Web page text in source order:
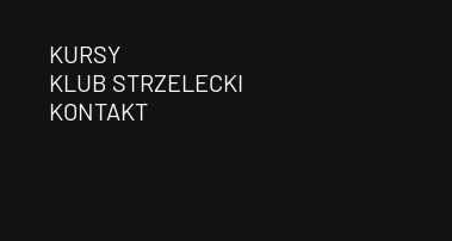
KURSY
KLUB STRZELECKI
KONTAKT